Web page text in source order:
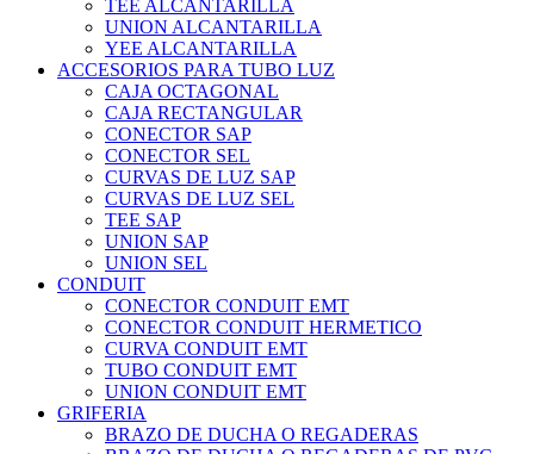
TEE ALCANTARILLA
UNION ALCANTARILLA
YEE ALCANTARILLA
ACCESORIOS PARA TUBO LUZ
CAJA OCTAGONAL
CAJA RECTANGULAR
CONECTOR SAP
CONECTOR SEL
CURVAS DE LUZ SAP
CURVAS DE LUZ SEL
TEE SAP
UNION SAP
UNION SEL
CONDUIT
CONECTOR CONDUIT EMT
CONECTOR CONDUIT HERMETICO
CURVA CONDUIT EMT
TUBO CONDUIT EMT
UNION CONDUIT EMT
GRIFERIA
BRAZO DE DUCHA O REGADERAS